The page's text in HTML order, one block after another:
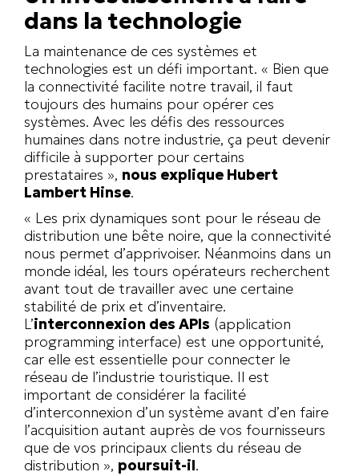
dans la technologie
La maintenance de ces systèmes et
technologies est un défi important. « Bien que
la connectivité facilite notre travail, il faut
toujours des humains pour opérer ces
systèmes. Avec les défis des ressources
humaines dans notre industrie, ça peut devenir
difficile à supporter pour certains
prestataires », nous explique Hubert
Lambert Hinse.
« Les prix dynamiques sont pour le réseau de
distribution une bête noire, que la connectivité
nous permet d’apprivoiser. Néanmoins dans un
monde idéal, les tours opérateurs recherchent
avant tout de travailler avec une certaine
stabilité de prix et d’inventaire.
L’interconnexion des APIs (application
programming interface) est une opportunité,
car elle est essentielle pour connecter le
réseau de l’industrie touristique. Il est
important de considérer la facilité
d’interconnexion d’un système avant d’en faire
l’acquisition autant auprès de vos fournisseurs
que de vos principaux clients du réseau de
distribution », poursuit-il.